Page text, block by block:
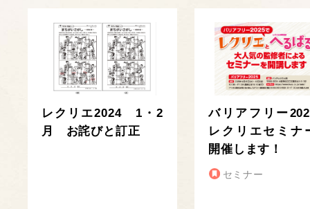
レクリエ2024 1・2
月 お詫びと訂正
バリアフリー
レクリエセミナ
開催します！
セミナー